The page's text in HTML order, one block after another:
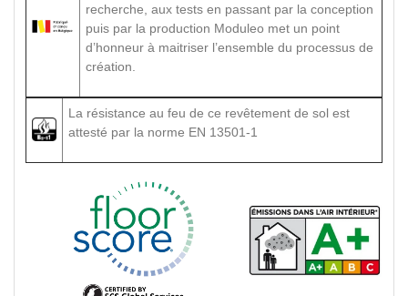
recherche, aux tests en passant par la conception
puis par la production Moduleo met un point
d’honneur à maitriser l’ensemble du processus de
création.
La résistance au feu de ce revêtement de sol est
attesté par la norme EN 13501-1